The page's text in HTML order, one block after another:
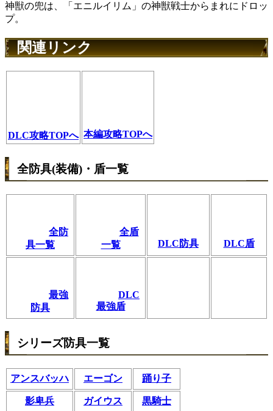
神獣の兜は、「エニルイリム」の神獣戦士からまれにドロッ
プ。
関連リンク
DLC攻略TOPへ 本編攻略TOPへ
全防具(装備)・盾一覧
全防
具一覧
全盾
一覧
DLC防具 DLC盾
最強
防具
DLC
最強盾
シリーズ防具一覧
アンスバッハ エーゴン 踊り子
影卑兵 ガイウス 黒騎士